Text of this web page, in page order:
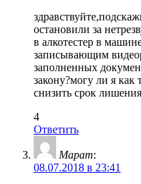
остановили за
в алкотестер в
записывающим
заполненных
закону?могу ли я как
снизить срок лишения
4
Ответить
Марат:
08.07.2018 в 23:41